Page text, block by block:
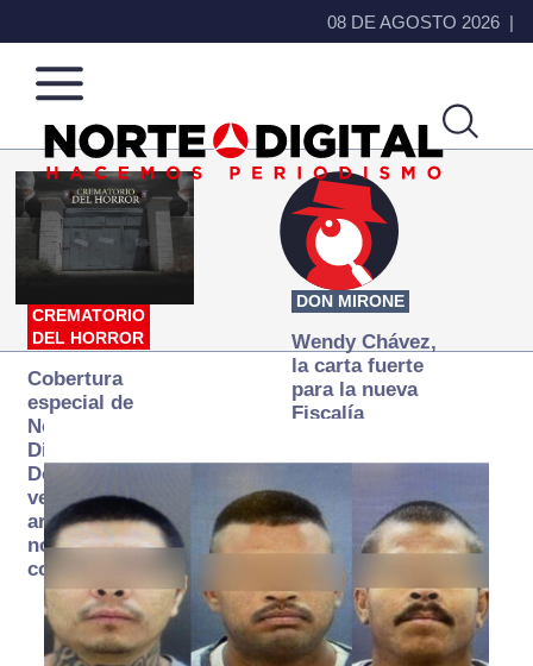
08 DE AGOSTO 2026
Norte
de
Ciudad
Más
que
noticias,
hacemos periodismo
CREMATORIO
DEL HORROR
Cobertura
especial de
Norte
Digital:
Donde la
verdad
arde… pero
no se
consume
DON MIRONE
Wendy Chávez,
la carta fuerte
para la nueva
Fiscalía